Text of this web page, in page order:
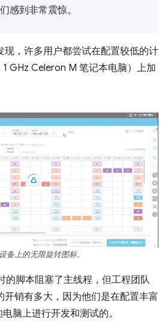
感到非常震惊。
现，许多用户都尝试在配置较低的计
GHz Celeron M 笔记本电脑）上加
备上的无限旋转图标。
的脚本阻塞了主线程，但工程团队
开销有多大，因为他们是在配置丰富
脑上进行开发和测试的。